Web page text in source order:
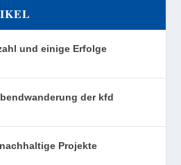
und einige Erfolge
der kfd
Projekte